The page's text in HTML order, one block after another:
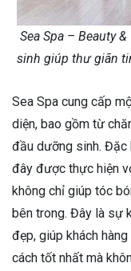
Sea Spa – Beauty
sinh giúp thư giãn
Sea Spa cung cấp
diện, bao gồm từ
đầu dưỡng sinh.
đây được thực hiện
không chỉ giúp tóc
bên trong. Đây là sự
đẹp, giúp khách
cách tốt nhất mà